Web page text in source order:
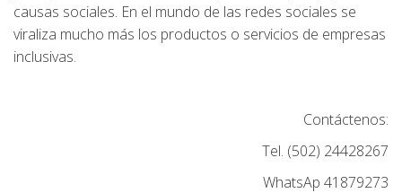
causas sociales. En el mundo de las redes sociales se
viraliza mucho más los productos o servicios de empresas
inclusivas.
Contáctenos:
Tel. (502) 24428267
WhatsAp 41879273